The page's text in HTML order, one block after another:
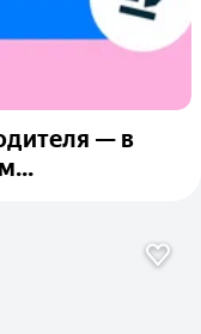
— в